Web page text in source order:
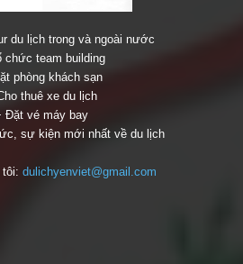
du lịch trong và ngoài nước
chức team building
phòng khách sạn
thuê xe du lịch
Đặt vé máy bay
sự kiện mới nhất về du lịch
tôi: dulichyenviet@gmail.com